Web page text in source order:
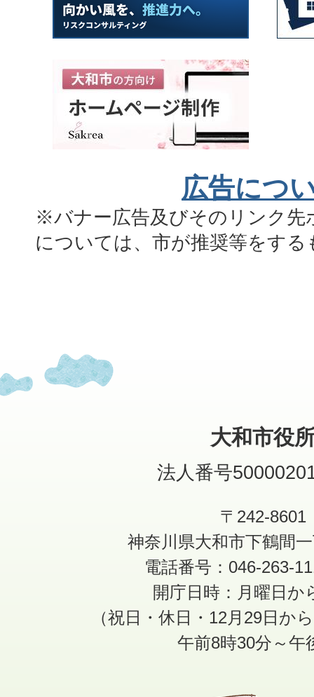
広告につ
※バナー広告及びそのリンク先
については、市が推奨等をす
大和市役
法人番号
〒242-8601
神奈川県大和市下鶴間
電話番号：046-263-
開庁日時：月曜日か
（祝日・休日・12月29日か
午前8時30分～午